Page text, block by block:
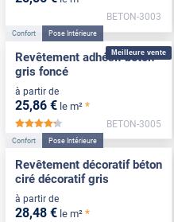
BETON-3003
Meilleure vente
Confort Pose Intérieure
Revêtement adhésif béton
gris foncé
à partir de
25,86 € le m² *
*****
BETON-3005
Confort Pose Intérieure
Revêtement décoratif béton
ciré décoratif gris
à partir de
28,48 € le m² *